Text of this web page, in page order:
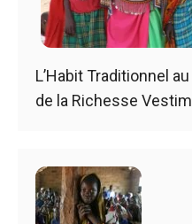
L’Habit Traditionnel
de la Richesse